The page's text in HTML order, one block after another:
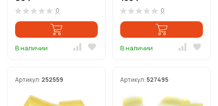
0
В наличии
0
В наличии
Артикул: 252559 Артикул: 527495